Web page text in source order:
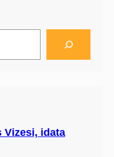
Vizesi, idata